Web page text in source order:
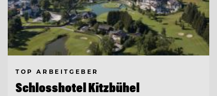
TOP ARBEITGEBER
Schlosshotel Kitzbühel